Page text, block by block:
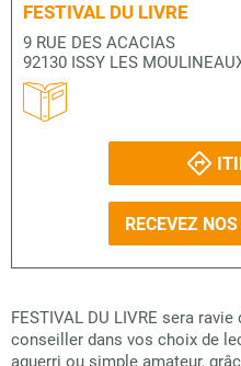
FESTIVAL DU LIVRE
9 RUE DES ACACIAS
92130 ISSY LES
RECEVEZ
FESTIVAL DU LIVRE sera
conseiller dans vos choix de
aguerri ou simple amateur,